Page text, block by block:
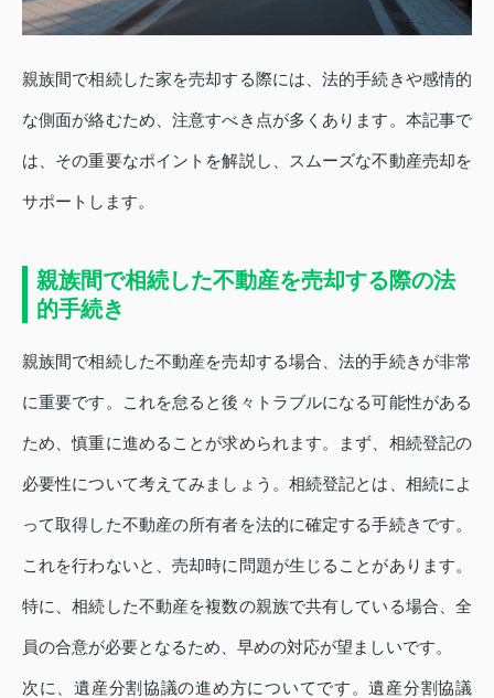
親族間で相続した家を売却する際には、法的手続きや感情的
な側面が絡むため、注意すべき点が多くあります。本記事で
は、その重要なポイントを解説し、スムーズな不動産売却を
サポートします。
親族間で相続した不動産を売却する際の法
的手続き
親族間で相続した不動産を売却する場合、法的手続きが非常
に重要です。これを怠ると後々トラブルになる可能性がある
ため、慎重に進めることが求められます。まず、相続登記の
必要性について考えてみましょう。相続登記とは、相続によ
って取得した不動産の所有者を法的に確定する手続きです。
これを行わないと、売却時に問題が生じることがあります。
特に、相続した不動産を複数の親族で共有している場合、全
員の合意が必要となるため、早めの対応が望ましいです。
次に、遺産分割協議の進め方についてです。遺産分割協議